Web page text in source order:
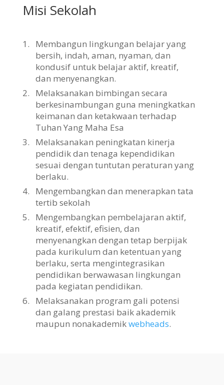
Misi Sekolah
1.
Membangun lingkungan belajar yang
bersih, indah, aman, nyaman, dan
kondusif untuk belajar aktif, kreatif,
dan menyenangkan.
2.
Melaksanakan bimbingan secara
berkesinambungan guna meningkatkan
keimanan dan ketakwaan terhadap
Tuhan Yang Maha Esa
3.
Melaksanakan peningkatan kinerja
pendidik dan tenaga kependidikan
sesuai dengan tuntutan peraturan yang
berlaku.
4.
Mengembangkan dan menerapkan tata
tertib sekolah
5.
Mengembangkan pembelajaran aktif,
kreatif, efektif, efisien, dan
menyenangkan dengan tetap berpijak
pada kurikulum dan ketentuan yang
berlaku, serta mengintegrasikan
pendidikan berwawasan lingkungan
pada kegiatan pendidikan.
6.
Melaksanakan program gali potensi
dan galang prestasi baik akademik
maupun nonakademikwebheads.